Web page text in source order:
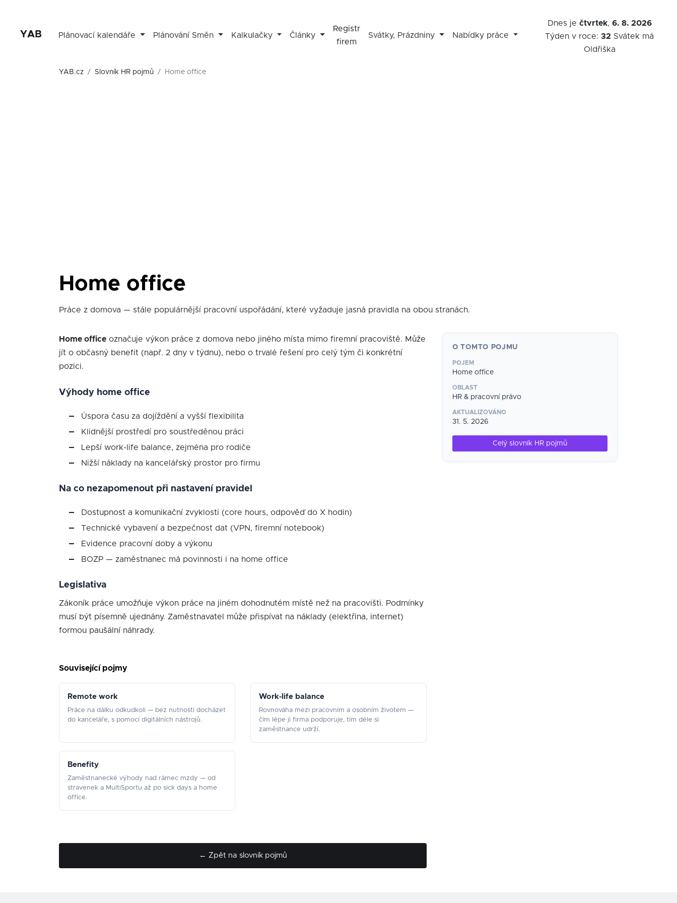
YAB Plánovací kalendáře Plánování Směn Kalkulačky Články
Registr
firem
Svátky, Prázdniny Nabídky práce
Dnes je čtvrtek, 6. 8. 2026
Týden v roce:32 Svátek má
Oldřiška
YAB.cz Slovník HR pojmů Home office
Home office
Práce z domova — stále populárnější pracovní uspořádání, které vyžaduje jasná pravidla na obou stranách.
Home office označuje výkon práce z domova nebo jiného místa mimo firemní pracoviště. Může
jít o občasný benefit (např. 2 dny v týdnu), nebo o trvalé řešení pro celý tým či konkrétní
pozici.
Výhody home office
Úspora času za dojíždění a vyšší flexibilita
Klidnější prostředí pro soustředěnou práci
Lepší work-life balance, zejména pro rodiče
Nižší náklady na kancelářský prostor pro firmu
Na co nezapomenout při nastavení pravidel
Dostupnost a komunikační zvyklosti (core hours, odpověď do X hodin)
Technické vybavení a bezpečnost dat (VPN, firemní notebook)
Evidence pracovní doby a výkonu
BOZP — zaměstnanec má povinnosti i na home office
Legislativa
Zákoník práce umožňuje výkon práce na jiném dohodnutém místě než na pracovišti. Podmínky
musí být písemně ujednány. Zaměstnavatel může přispívat na náklady (elektřina, internet)
formou paušální náhrady.
Související pojmy
Remote work
Práce na dálku odkudkoli — bez nutnosti docházet
do kanceláře, s pomocí digitálních nástrojů.
Work-life balance
Rovnováha mezi pracovním a osobním životem —
čím lépe ji firma podporuje, tím déle si
zaměstnance udrží.
Benefity
Zaměstnanecké výhody nad rámec mzdy — od
stravenek a MultiSportu až po sick days a home
office.
← Zpět na slovník pojmů
O TOMTO POJMU
POJEM
Home office
OBLAST
HR & pracovní právo
AKTUALIZOVÁNO
31. 5. 2026
Celý slovník HR pojmů